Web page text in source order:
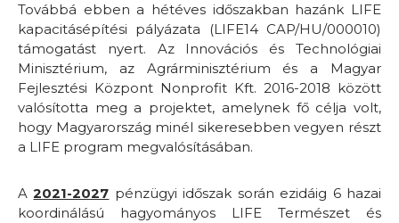
Továbbá ebben a hétéves időszakban hazánk LIFE
kapacitásépítési pályázata (LIFE14 CAP/HU/000010)
támogatást nyert. Az Innovációs és Technológiai
Minisztérium, az Agrárminisztérium és a Magyar
Fejlesztési Központ Nonprofit Kft. 2016-2018 között
valósította meg a projektet, amelynek fő célja volt,
hogy Magyarország minél sikeresebben vegyen részt
a LIFE program megvalósításában.
A2021-2027 pénzügyi időszak során ezidáig 6 hazai
koordinálású hagyományos LIFE Természet és